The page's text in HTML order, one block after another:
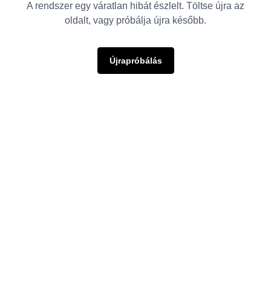
A rendszer egy váratlan hibát észlelt. Töltse újra az
oldalt, vagy próbálja újra később.
Újrapróbálás